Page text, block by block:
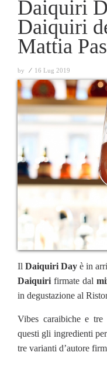
Daiquiri
Daiquiri
Mattia
by ⁄ 16 Lug 2019
Il Daiquiri Day è in
Daiquiri firmate dal
in degustazione al
Vibes caraibiche e
questi gli ingredienti
tre varianti d’autore